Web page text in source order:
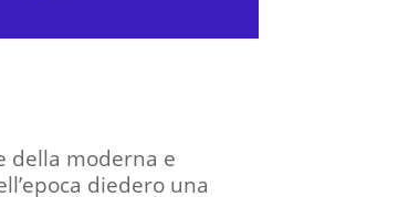
della moderna e
diedero una